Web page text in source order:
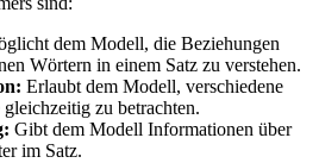
dem Modell, die Beziehungen
Wörtern in einem Satz zu verstehen.
Erlaubt dem Modell, verschiedene
zu betrachten.
Gibt dem Modell Informationen über
im Satz.